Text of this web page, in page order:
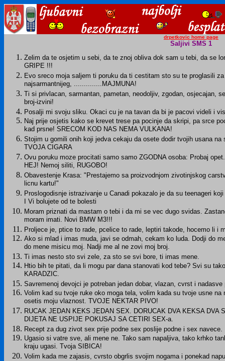
drpetkovic home page
Saljivi SMS 1
Zelim da te osjetim u sebi, da te znoj obliva dok sam u tebi, da se
GRIPE !!!
Evo sreco moja saljem ti poruku da ti cestitam sto su te proglasili
najsarmantnijeg, ..............MAJMUNA!
Ti si privlacan, sarmantan, pametan, neodoljiv, zgodan,
broj-izvini!
Posalji mi svoju sliku. Okaci cu je na tavan da bi je pacovi videli i
Naj prije osjetis kako se krevet trese pa pocinje da skripi, pa srce
kad prsne! SRECOM KOD NAS NEMA VULKANA!
Stojim u gomili onih koji jedva cekaju da osete dodir tvojih usana
TVOJA CIGARA
Ovu poruku moze procitati samo samo ZGODNA osoba: Probaj
HEJ! Nemoj siliti, RUGOBO!
Obavestenje Krasa: "Prestajemo sa proizvodnjom zivotinjskog
licnu kartu!"
Proslogodisnje istrazivanje u Canadi pokazalo je da su teenageri
I Vi bolujete od te bolesti
Moram priznati da mastam o tebi i da mi se vec dugo svidas.
moram imati. Novi BMW M3!!!
Proljece je, ptice to rade, pcelice to rade, leptiri takode, hocemo li i
Ako si mlad i imas muda, javi se odmah, cekam ko luda. Dodji do
do mene misicu moj. Nadji me al ne zovi moj broj.
Ti imas nesto sto svi zele, za sto se svi bore, ti imas mene.
Htio bih te pitati, da li mogu par dana stanovati kod tebe? Svi su
KARADZIC.
Savremenoj devojci je potreban jedan dobar, vlazan, cvrst i
Volim kad su tvoje ruke oko moga tela, volim kada su tvoje usne
osetis moju vlaznost. TVOJE NEKTAR PIVO!
RUCAK JEDAN KEKS JEDAN SEX. DORUCAK DVA KEKSA DVA
DIJETA NE USPIJE POKUSAJ SA CETIRI SEX-a.
Recept za dug zivot sex prije podne sex poslije podne i sex navece.
Ugasio si vatre sve, ali mene ne. Tako sam napaljiva, tako krhko
kraju ugasi. Tvoja SIBICA!
Volim kada me zajasis, cvrsto obgrlis svojim nogama i ponekad